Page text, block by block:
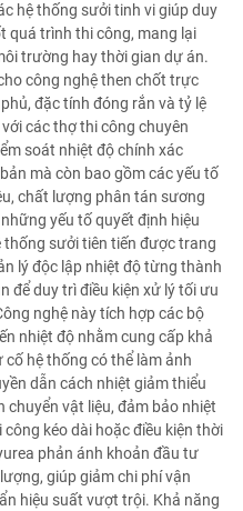
hệ thống sưởi tinh vi giúp duy
quá trình thi công, mang lại
trường hay thời gian dự án.
công nghệ then chốt trực
đặc tính đóng rắn và tỷ lệ
các thợ thi công chuyên
soát nhiệt độ chính xác
mà còn bao gồm các yếu tố
chất lượng phân tán sương
yếu tố quyết định hiệu
thống sưởi tiên tiến được trang
lý độc lập nhiệt độ từng thành
để duy trì điều kiện xử lý tối ưu
nghệ này tích hợp các bộ
nhiệt độ nhằm cung cấp khả
hệ thống có thể làm ảnh
dẫn cách nhiệt giảm thiểu
vật liệu, đảm bảo nhiệt
kéo dài hoặc điều kiện thời
phản ánh khoản đầu tư
giúp giảm chi phí vận
hiệu suất vượt trội. Khả năng